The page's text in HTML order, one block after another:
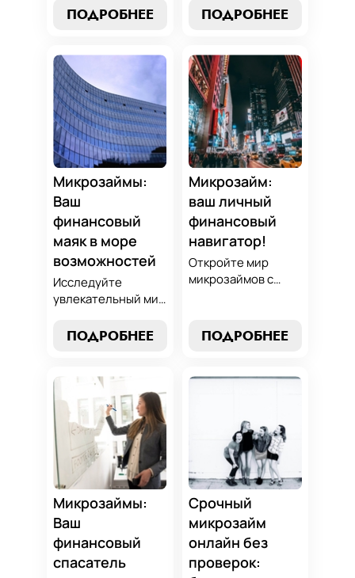
и узнайте, как
вариант,
разработать
стратегию
погашения и
обеспечить свою
финансовую
безопасность. Ваш
компас в мире
микрокредитов!
ПОДРОБНЕЕ
выбрать лучший
микрозайм,
стратегии
погашения и
обеспечить себе
финансовую
стабильность. Ваш
ключ к умным
финансам здесь!
ПОДРОБНЕЕ
Микрозаймы:
Ваш
финансовый
маяк в море
возможностей
Исследуйте
увлекательный мир
узнайте, как
вариант для ваших
нужд. Откройте
экспертные
стратегии
погашения и
сделайте
осознанный выбор,
который
поддержит вашу
финансовую
стабильность.
ПОДРОБНЕЕ
Микрозайм:
ваш личный
финансовый
навигатор!
Откройте мир
микрозаймов с
лучшие стратегии
погашения и
избежанию
финансово
грамотным с нами!
ПОДРОБНЕЕ
Микрозаймы:
Ваш
финансовый
спасатель
Срочный
микрозайм
онлайн без
проверок: